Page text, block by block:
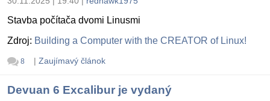
Stavba počítača dvomi Linusmi
Zdroj: Building a Computer with the CREATOR of Linux!
8 | Zaujímavý článok
Devuan 6 Excalibur je vydaný